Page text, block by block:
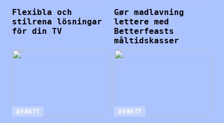
Flexibla och
stilrena lösningar
för din TV
Gør madlavning
lettere med
Betterfeasts
måltidskasser
DEBATT DEBATT